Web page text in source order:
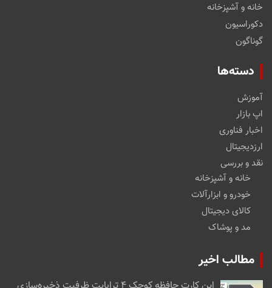
خانه و آشپزخانه
دکوراسیون
گوناگون
دسته‌ها
آموزش
اپ بازار
اخبار فناوری
ارزدیجیتال
نقد و بررسی
خانه و آشپزخانه
خودرو و ابزارآلات
کالای دیجیتال
مد و پوشاک
مطالب اخیر